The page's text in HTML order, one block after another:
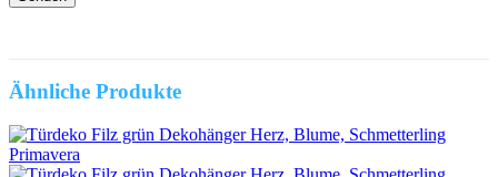
Ähnliche Produkte